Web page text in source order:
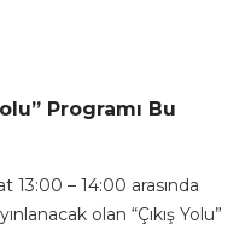
Programı Bu
13:00 – 14:00 arasında
olan “Çıkış Yolu”